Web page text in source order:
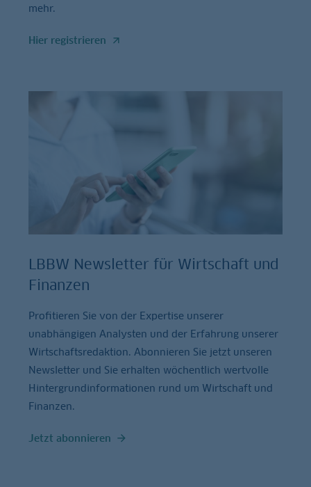
mehr.
Hier registrieren
LBBW Newsletter für Wirtschaft und
Finanzen
Profitieren Sie von der Expertise unserer
unabhängigen Analysten und der Erfahrung unserer
Wirtschaftsredaktion. Abonnieren Sie jetzt unseren
Newsletter und Sie erhalten wöchentlich wertvolle
Hintergrundinformationen rund um Wirtschaft und
Finanzen.
Jetzt abonnieren